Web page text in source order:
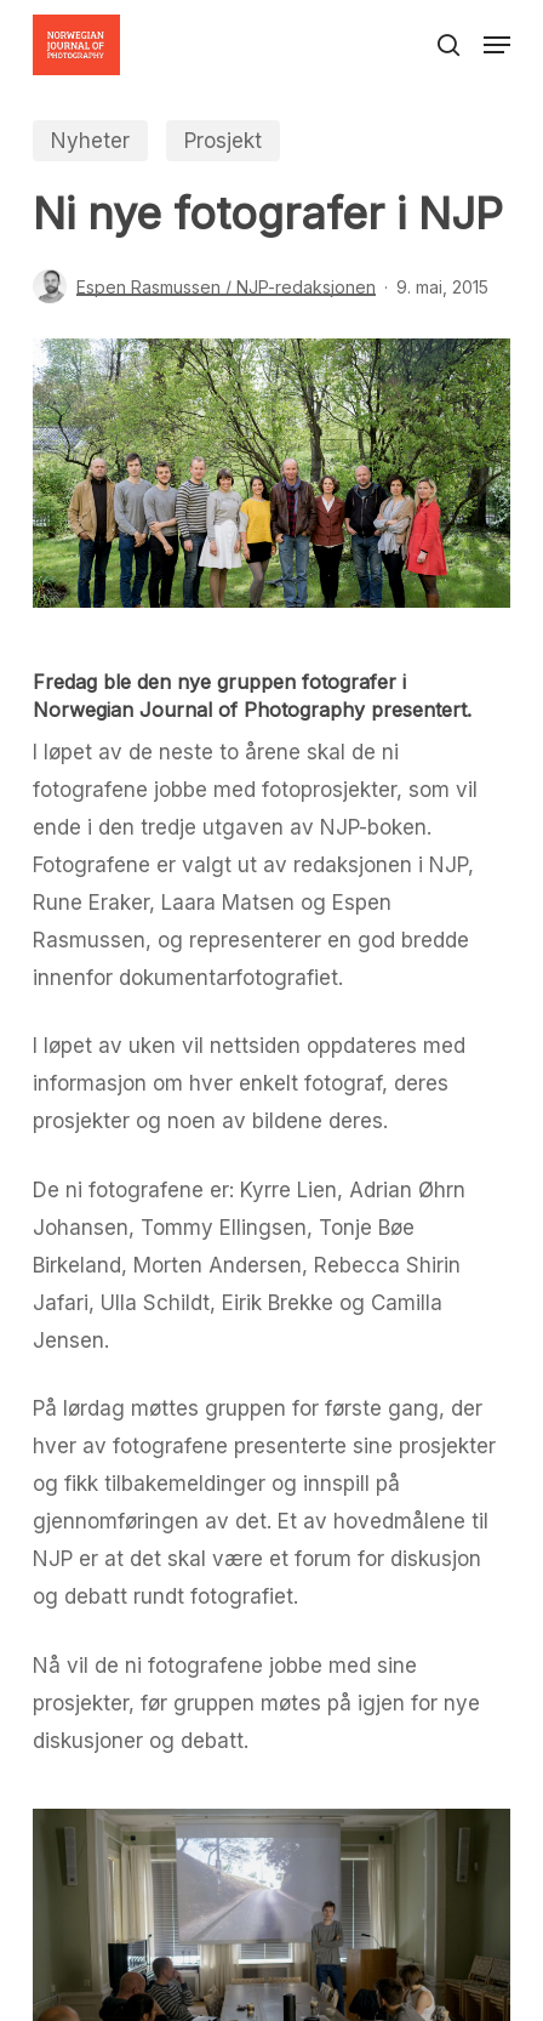
Skip
content
search
Menu
Nyheter Prosjekt
Ni nye fotografer i NJP
Espen Rasmussen / NJP-redaksjonen 9. mai, 2015
Fredag ble den nye gruppen fotografer i
Norwegian Journal of Photography presentert.
I løpet av de neste to årene skal de ni
fotografene jobbe med fotoprosjekter, som vil
ende i den tredje utgaven av NJP-boken.
Fotografene er valgt ut av redaksjonen i NJP,
Rune Eraker, Laara Matsen og Espen
Rasmussen, og representerer en god bredde
innenfor dokumentarfotografiet.
I løpet av uken vil nettsiden oppdateres med
informasjon om hver enkelt fotograf, deres
prosjekter og noen av bildene deres.
De ni fotografene er: Kyrre Lien, Adrian Øhrn
Johansen, Tommy Ellingsen, Tonje Bøe
Birkeland, Morten Andersen, Rebecca Shirin
Jafari, Ulla Schildt, Eirik Brekke og Camilla
Jensen.
På lørdag møttes gruppen for første gang, der
hver av fotografene presenterte sine prosjekter
og fikk tilbakemeldinger og innspill på
gjennomføringen av det. Et av hovedmålene til
NJP er at det skal være et forum for diskusjon
og debatt rundt fotografiet.
Nå vil de ni fotografene jobbe med sine
prosjekter, før gruppen møtes på igjen for nye
diskusjoner og debatt.